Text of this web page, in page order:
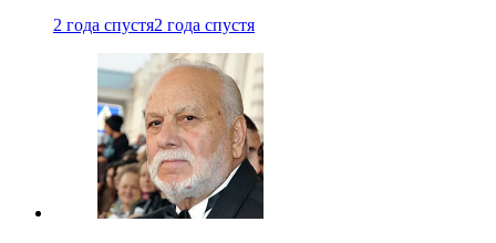
2 года спустя2 года спустя